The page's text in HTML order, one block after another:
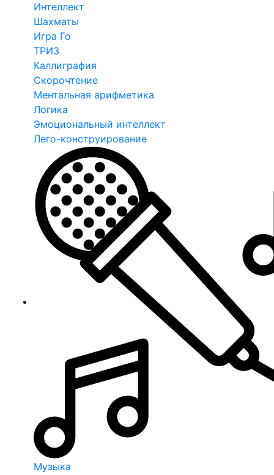
Интеллект
Шахматы
Игра Го
ТРИЗ
Каллиграфия
Скорочтение
Ментальная арифметика
Логика
Эмоциональный интеллект
Лего-конструирование
Музыка